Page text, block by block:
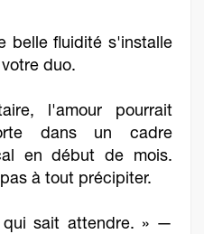
belle fluidité s'installe
duo.
l'amour pourrait
dans un cadre
en début de mois.
à tout précipiter.
sait attendre. » —